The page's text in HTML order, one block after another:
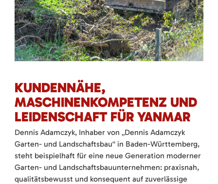
KUNDENNÄHE,
MASCHINENKOMPETENZ UND
LEIDENSCHAFT FÜR YANMAR
Dennis Adamczyk, Inhaber von „Dennis Adamczyk
Garten- und Landschaftsbau“ in Baden-Württemberg,
steht beispielhaft für eine neue Generation moderner
Garten- und Landschaftsbauunternehmen: praxisnah,
qualitätsbewusst und konsequent auf zuverlässige